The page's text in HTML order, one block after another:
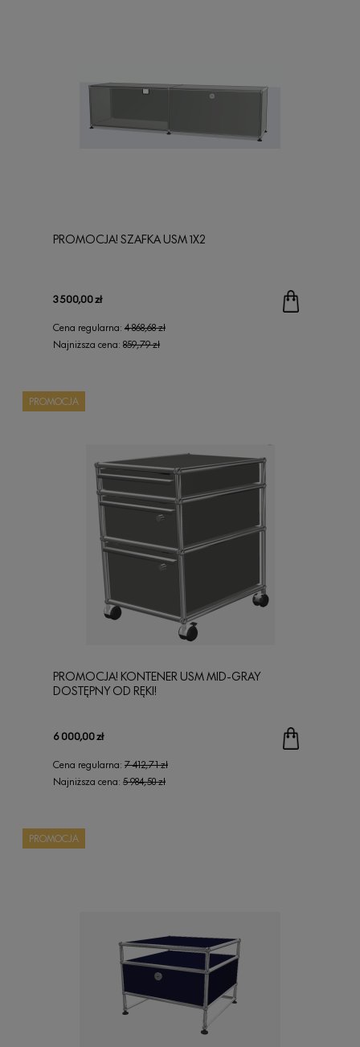
PROMOCJA! SZAFKA USM 1X2
3 500,00 zł
Cena regularna: 4 868,68 zł
Najniższa cena: 859,79 zł
PROMOCJA! KONTENER USM MID-GRAY
DOSTĘPNY OD RĘKI!
6 000,00 zł
Cena regularna: 7 412,71 zł
Najniższa cena: 5 984,50 zł
PROMOCJA
PROMOCJA